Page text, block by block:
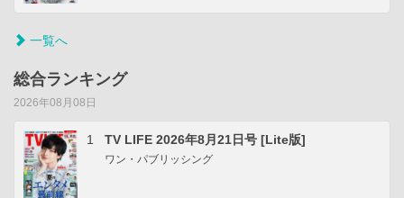
一覧へ
総合ランキング
2026年08月08日
1 TV LIFE 2026年8月21日号 [Lite版]
ワン・パブリッシング